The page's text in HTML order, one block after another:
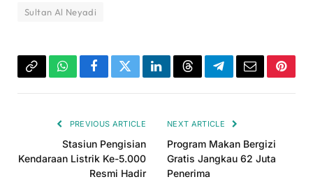
Sultan Al Neyadi
Copy WhatsAppFacebookTwitterLinkedInThreadsTelegramEmail
PREVIOUS ARTICLE
Stasiun Pengisian
Kendaraan Listrik Ke-5.000
Resmi Hadir
NEXT ARTICLE
Program Makan Bergizi
Gratis Jangkau 62 Juta
Penerima